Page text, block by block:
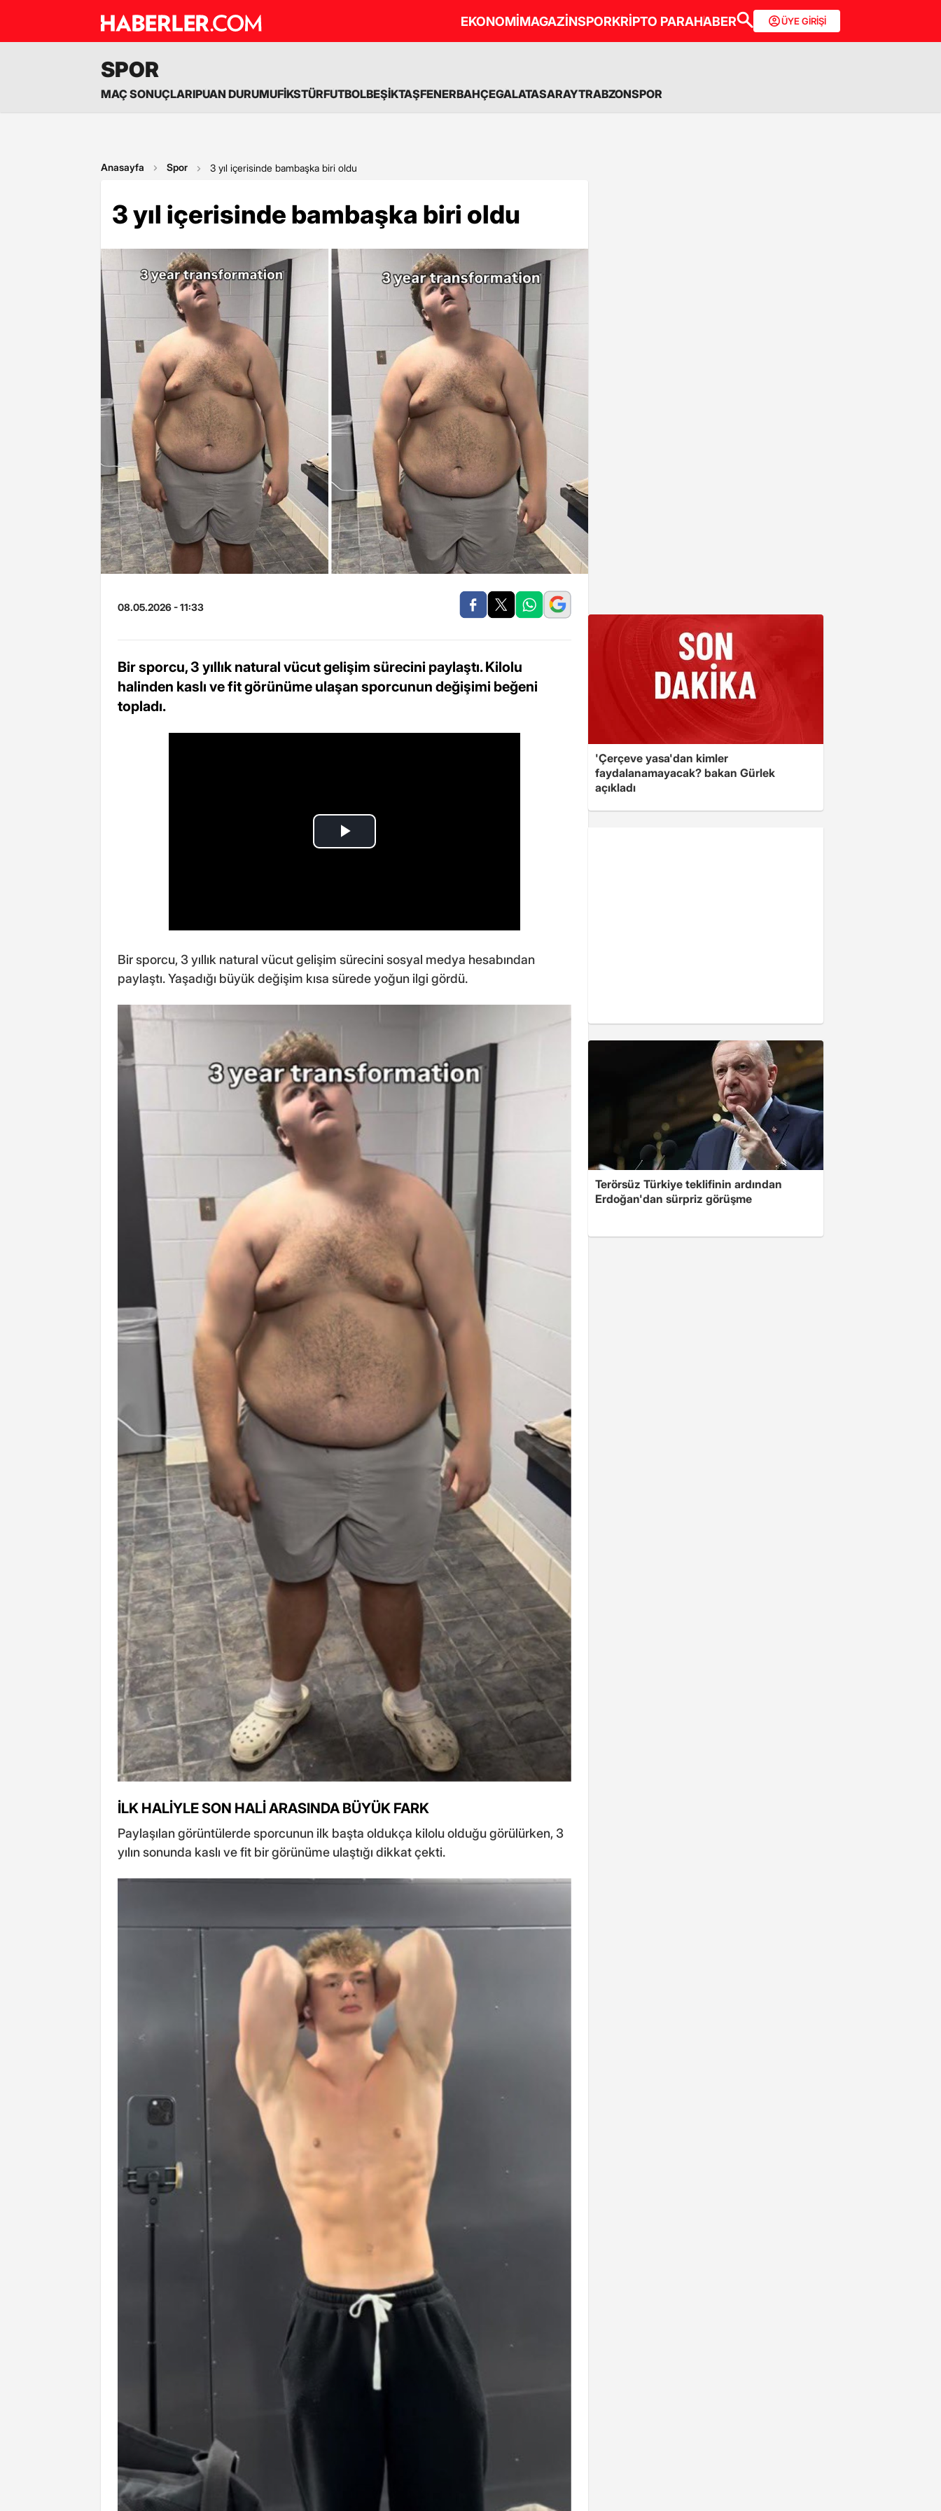
EKONOMİMAGAZİNSPORKRİPTO PARAHABER ÜYE GİRİŞİ
SPOR
MAÇ SONUÇLARIPUAN DURUMUFİKSTÜRFUTBOLBEŞİKTAŞFENERBAHÇEGALATASARAYTRABZONSPOR
Anasayfa Spor 3 yıl içerisinde bambaşka biri oldu
3 yıl içerisinde bambaşka biri oldu
08.05.2026 - 11:33
Bir sporcu, 3 yıllık natural vücut gelişim sürecini paylaştı. Kilolu
halinden kaslı ve fit görünüme ulaşan sporcunun değişimi beğeni
topladı.
Bir sporcu, 3 yıllık natural vücut gelişim sürecini sosyal medya hesabından
paylaştı. Yaşadığı büyük değişim kısa sürede yoğun ilgi gördü.
İLK HALİYLE SON HALİ ARASINDA BÜYÜK FARK
Paylaşılan görüntülerde sporcunun ilk başta oldukça kilolu olduğu görülürken, 3
yılın sonunda kaslı ve fit bir görünüme ulaştığı dikkat çekti.
'Çerçeve yasa'dan kimler
faydalanamayacak? bakan Gürlek
açıkladı
Terörsüz Türkiye teklifinin ardından
Erdoğan'dan sürpriz görüşme